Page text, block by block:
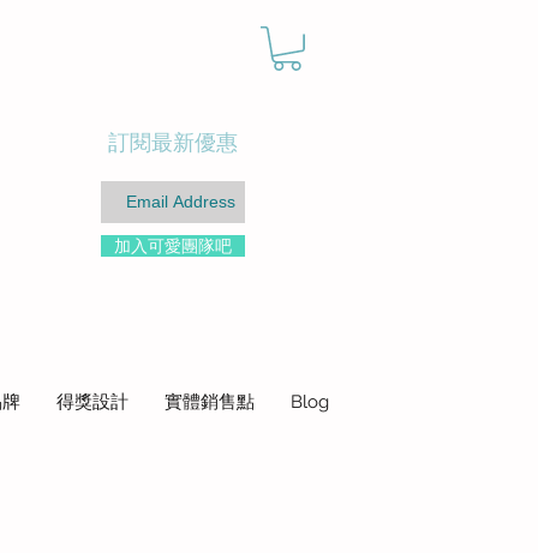
訂閱最新優惠
加入可愛團隊吧
得獎設計 實體銷售點 Blog